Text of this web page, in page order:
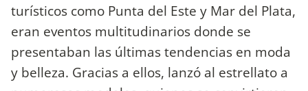
turísticos como Punta del Este y Mar del Plata,
eran eventos multitudinarios donde se
presentaban las últimas tendencias en moda
y belleza. Gracias a ellos, lanzó al estrellato a